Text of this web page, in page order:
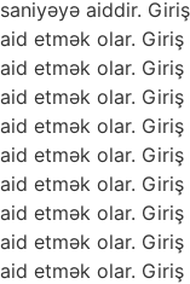
saniyəyə aiddir.
aid etmək olar.
aid etmək olar.
aid etmək olar.
aid etmək olar.
aid etmək olar.
aid etmək olar.
aid etmək olar.
aid etmək olar.
aid etmək olar.